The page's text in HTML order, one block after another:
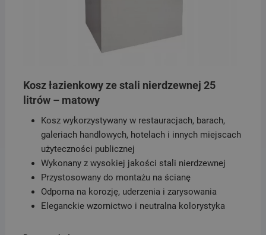
Kosz łazienkowy ze stali nierdzewnej 25
litrów – matowy
Kosz wykorzystywany w restauracjach, barach,
galeriach handlowych, hotelach i innych miejscach
użyteczności publicznej
Wykonany z wysokiej jakości stali nierdzewnej
Przystosowany do montażu na ścianę
Odporna na korozję, uderzenia i zarysowania
Eleganckie wzornictwo i neutralna kolorystyka